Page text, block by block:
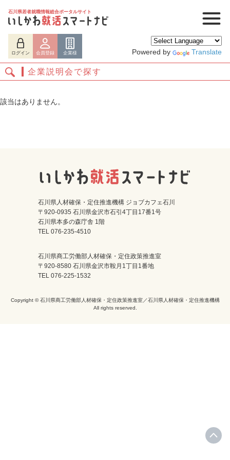
石川県若者就職情報総合ポータルサイト
ログイン 会員登録 企業様 Powered by Translate
ログイン 会員登録
企業説明会で探す
該当はありません。
石川県人材確保・定住推進機構 ジョブカフェ石川
〒920-0935 石川県金沢市石引4丁目17番1号
石川県本多の森庁舎 1階
TEL 076-235-4510
石川県商工労働部人材確保・定住政策推進室
〒920-8580 石川県金沢市鞍月1丁目1番地
TEL 076-225-1532
Copyright © 石川県商工労働部人材確保・定住政策推進室／石川県人材確保・定住推進機構
All rights reserved.